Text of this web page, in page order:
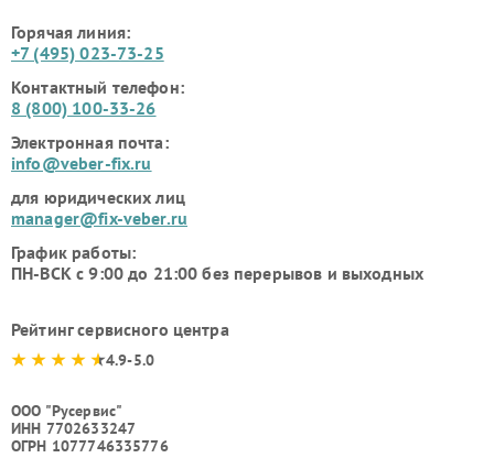
Горячая линия:
+7 (495) 023-73-25
Контактный телефон:
8 (800) 100-33-26
Электронная почта:
info@veber-fix.ru
для юридических лиц
manager@fix-veber.ru
График работы:
ПН-ВСК с 9:00 до 21:00 без перерывов и выходных
Рейтинг сервисного центра
4.9-5.0
ООО "Русервис"
ИНН 7702633247
ОГРН 1077746335776